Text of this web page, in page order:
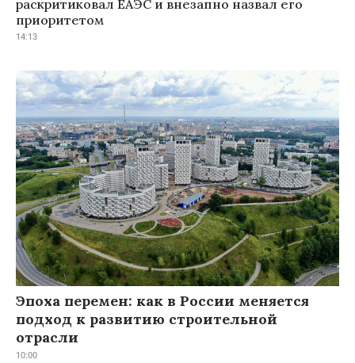
раскритиковал ЕАЭС и внезапно назвал его
приоритетом
14:13
Эпоха перемен: как в России меняется
подход к развитию строительной
отрасли
10:00